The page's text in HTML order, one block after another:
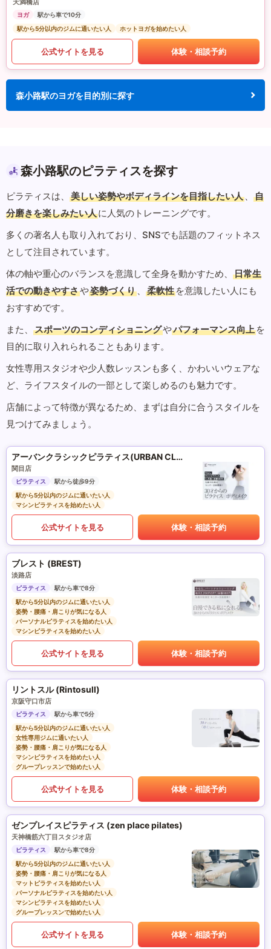
天満橋店
ヨガ
駅から車で10分
駅から5分以内のジムに通いたい人
ホットヨガを始めたい人
公式サイトを見る 体験・相談予約
森小路駅のヨガを目的別に探す
森小路駅のピラティスを探す
ピラティスは、 美しい姿勢やボディラインを目指したい人 、
自
分磨きを楽しみたい人に人気のトレーニングです。
多くの著名人も取り入れており、SNSでも話題のフィットネス
として注目されています。
体の軸や重心のバランスを意識して全身を動かすため、
日常生
活での動きやすさや姿勢づくり 、 柔軟性 を意識したい人にも
おすすめです。
また、
スポーツのコンディショニングやパフォーマンス向上 を
目的に取り入れられることもあります。
女性専用スタジオや少人数レッスンも多く、かわいいウェアな
ど、ライフスタイルの一部として楽しめるのも魅力です。
店舗によって特徴が異なるため、まずは自分に合うスタイルを
見つけてみましょう。
アーバンクラシックピラティス(URBAN CLASSIC PILATES)
関目店
ピラティス
駅から徒歩9分
駅から5分以内のジムに通いたい人
マシンピラティスを始めたい人
公式サイトを見る 体験・相談予約
ブレスト (BREST)
淡路店
ピラティス
駅から車で8分
駅から5分以内のジムに通いたい人
姿勢・腰痛・肩こりが気になる人
パーソナルピラティスを始めたい人
マシンピラティスを始めたい人
公式サイトを見る 体験・相談予約
リントスル (Rintosull)
京阪守口市店
ピラティス
駅から車で5分
駅から5分以内のジムに通いたい人
女性専用ジムに通いたい人
姿勢・腰痛・肩こりが気になる人
マシンピラティスを始めたい人
グループレッスンで始めたい人
公式サイトを見る 体験・相談予約
ゼンプレイスピラティス (zen place pilates)
天神橋筋六丁目スタジオ店
ピラティス
駅から車で8分
駅から5分以内のジムに通いたい人
姿勢・腰痛・肩こりが気になる人
マットピラティスを始めたい人
パーソナルピラティスを始めたい人
マシンピラティスを始めたい人
グループレッスンで始めたい人
公式サイトを見る 体験・相談予約